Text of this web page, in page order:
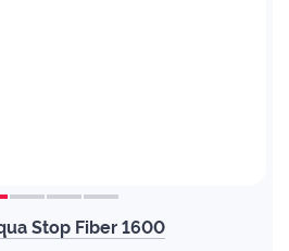
Stop Fiber 1600